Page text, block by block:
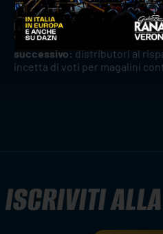
precedente:
erbe group
verona volley
successivo: distributori al
incetta di voti per magalini
ISCRIVITI ALLA